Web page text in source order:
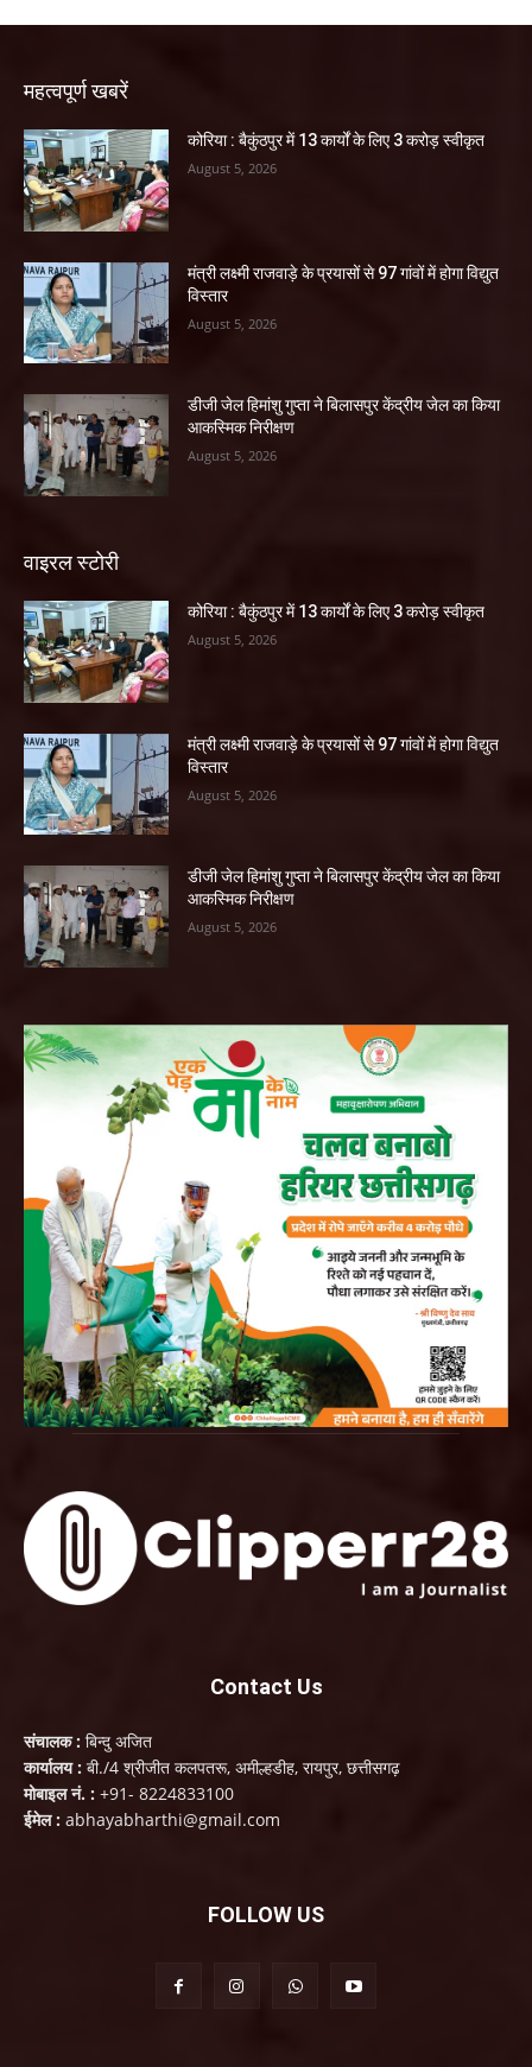
महत्वपूर्ण खबरें
कोरिया : बैकुंठपुर में 13 कार्यों के लिए 3 करोड़ स्वीकृत
August 5, 2026
मंत्री लक्ष्मी राजवाड़े के प्रयासों से 97 गांवों में होगा विद्युत
विस्तार
August 5, 2026
डीजी जेल हिमांशु गुप्ता ने बिलासपुर केंद्रीय जेल का किया
आकस्मिक निरीक्षण
August 5, 2026
वाइरल स्टोरी
कोरिया : बैकुंठपुर में 13 कार्यों के लिए 3 करोड़ स्वीकृत
August 5, 2026
मंत्री लक्ष्मी राजवाड़े के प्रयासों से 97 गांवों में होगा विद्युत
विस्तार
August 5, 2026
डीजी जेल हिमांशु गुप्ता ने बिलासपुर केंद्रीय जेल का किया
आकस्मिक निरीक्षण
August 5, 2026
Contact Us
संचालक : बिन्दु अजित
कार्यालय : बी./4 श्रीजीत कलपतरू, अमील्हडीह, रायपुर, छत्तीसगढ़
मोबाइल नं. : +91- 8224833100
ईमेल : abhayabharthi@gmail.com
FOLLOW US